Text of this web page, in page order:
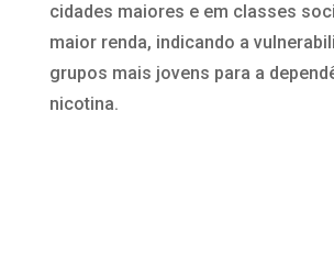
cidades maiores e em classes
maior renda, indicando a
grupos mais jovens para a
nicotina.